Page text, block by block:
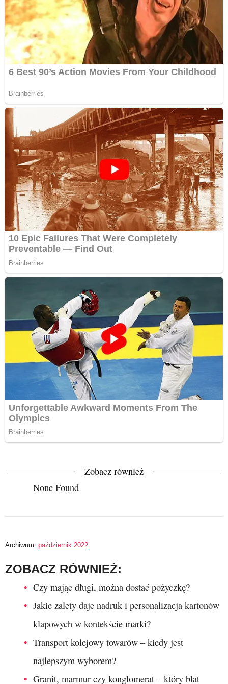
Zobacz również
None Found
Archiwum: październik 2022
ZOBACZ RÓWNIEŻ:
Czy mając długi, można dostać pożyczkę?
Jakie zalety daje nadruk i personalizacja kartonów
klapowych w kontekście marki?
Transport kolejowy towarów – kiedy jest
najlepszym wyborem?
Granit, marmur czy konglomerat – który blat